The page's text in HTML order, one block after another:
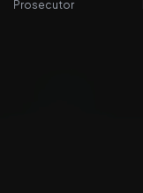
Prosecutor